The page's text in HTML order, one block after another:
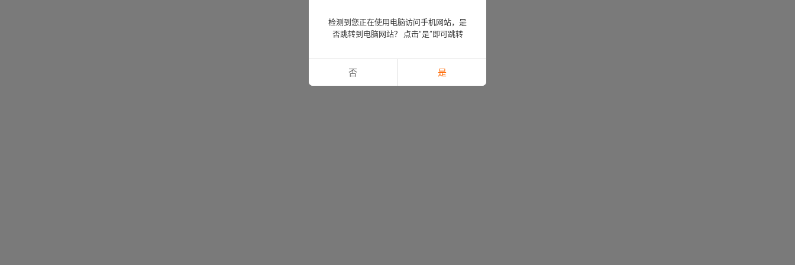
检测到您正在使用电脑访问手机网站，是
否跳转到电脑网站？ 点击“是”即可跳转
否 是